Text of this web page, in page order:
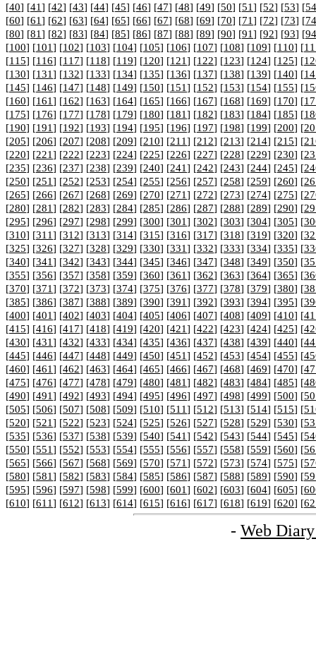
[40] [41] [42] [43] [44] [45] [46] [47] [48] [49] [50] [51] [52] [53] [54
[60] [61] [62] [63] [64] [65] [66] [67] [68] [69] [70] [71] [72] [73] [74
[80] [81] [82] [83] [84] [85] [86] [87] [88] [89] [90] [91] [92] [93] [94
[100] [101] [102] [103] [104] [105] [106] [107] [108] [109] [110] [
[115] [116] [117] [118] [119] [120] [121] [122] [123] [124] [125] [
[130] [131] [132] [133] [134] [135] [136] [137] [138] [139] [140] [
[145] [146] [147] [148] [149] [150] [151] [152] [153] [154] [155] [
[160] [161] [162] [163] [164] [165] [166] [167] [168] [169] [170] [
[175] [176] [177] [178] [179] [180] [181] [182] [183] [184] [185] [
[190] [191] [192] [193] [194] [195] [196] [197] [198] [199] [200] [
[205] [206] [207] [208] [209] [210] [211] [212] [213] [214] [215] [
[220] [221] [222] [223] [224] [225] [226] [227] [228] [229] [230] [
[235] [236] [237] [238] [239] [240] [241] [242] [243] [244] [245] [
[250] [251] [252] [253] [254] [255] [256] [257] [258] [259] [260] [
[265] [266] [267] [268] [269] [270] [271] [272] [273] [274] [275] [
[280] [281] [282] [283] [284] [285] [286] [287] [288] [289] [290] [
[295] [296] [297] [298] [299] [300] [301] [302] [303] [304] [305] [
[310] [311] [312] [313] [314] [315] [316] [317] [318] [319] [320] [
[325] [326] [327] [328] [329] [330] [331] [332] [333] [334] [335] [
[340] [341] [342] [343] [344] [345] [346] [347] [348] [349] [350] [
[355] [356] [357] [358] [359] [360] [361] [362] [363] [364] [365] [
[370] [371] [372] [373] [374] [375] [376] [377] [378] [379] [380] [
[385] [386] [387] [388] [389] [390] [391] [392] [393] [394] [395] [
[400] [401] [402] [403] [404] [405] [406] [407] [408] [409] [410] [
[415] [416] [417] [418] [419] [420] [421] [422] [423] [424] [425] [
[430] [431] [432] [433] [434] [435] [436] [437] [438] [439] [440] [
[445] [446] [447] [448] [449] [450] [451] [452] [453] [454] [455] [
[460] [461] [462] [463] [464] [465] [466] [467] [468] [469] [470] [
[475] [476] [477] [478] [479] [480] [481] [482] [483] [484] [485] [
[490] [491] [492] [493] [494] [495] [496] [497] [498] [499] [500] [
[505] [506] [507] [508] [509] [510] [511] [512] [513] [514] [515] [
[520] [521] [522] [523] [524] [525] [526] [527] [528] [529] [530] [
[535] [536] [537] [538] [539] [540] [541] [542] [543] [544] [545] [
[550] [551] [552] [553] [554] [555] [556] [557] [558] [559] [560] [
[565] [566] [567] [568] [569] [570] [571] [572] [573] [574] [575] [
[580] [581] [582] [583] [584] [585] [586] [587] [588] [589] [590] [
[595] [596] [597] [598] [599] [600] [601] [602] [603] [604] [605] [
[610] [611] [612] [613] [614] [615] [616] [617] [618] [619] [620] [
- Web